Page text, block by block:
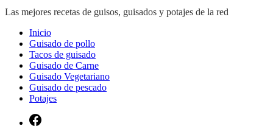
Las mejores recetas de guisos, guisados y potajes de la red
Inicio
Guisado de pollo
Tacos de guisado
Guisado de Carne
Guisado Vegetariano
Guisado de pescado
Potajes